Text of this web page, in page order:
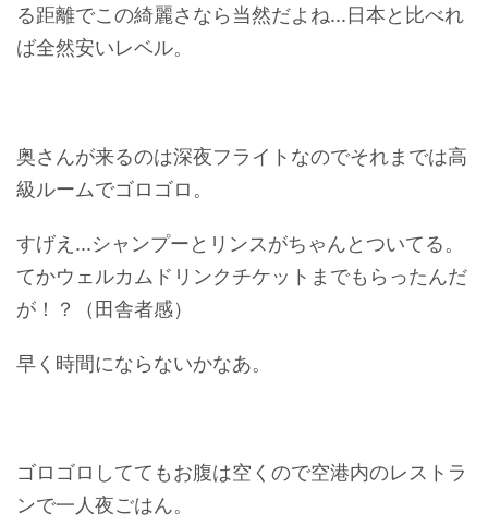
る距離でこの綺麗さなら当然だよね...日本と比べれ
ば全然安いレベル。
奥さんが来るのは深夜フライトなのでそれまでは高
級ルームでゴロゴロ。
すげえ...シャンプーとリンスがちゃんとついてる。
てかウェルカムドリンクチケットまでもらったんだ
が！？（田舎者感）
早く時間にならないかなあ。
ゴロゴロしててもお腹は空くので空港内のレストラ
ンで一人夜ごはん。